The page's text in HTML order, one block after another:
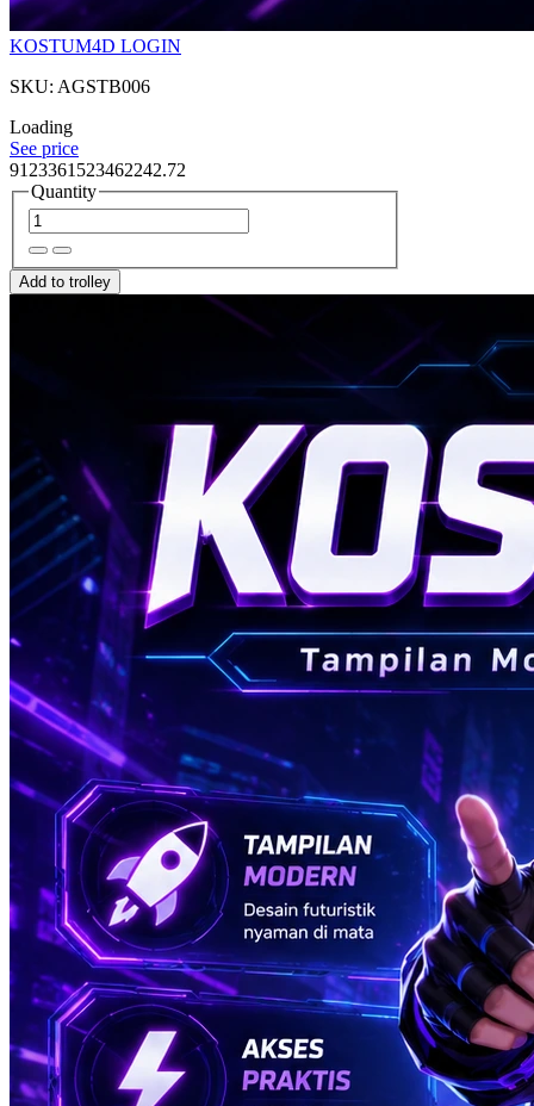
KOSTUM4D LOGIN
SKU: AGSTB006
Loading
See price
9123361523462242.72
Quantity
Add to trolley